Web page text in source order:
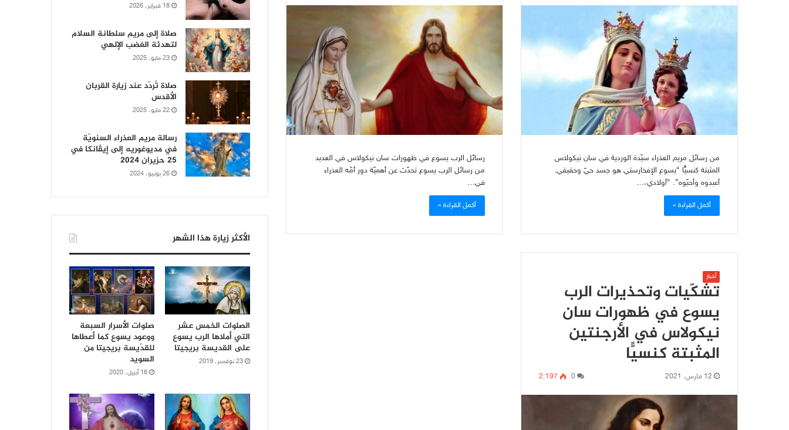
من رسائل مريم العذراء سيّدة الوردية في سان نيكولاس
المثبتة كنسيًّا “يسوع الإفخارستي هو جسد حيّ وحقيقي.
أعبدوه وأحبّوه”. “أولادي،…
أكمل القراءة »
رسائل الرب يسوع في ظهورات سان نيكولاس في العديد
من رسائل الرب يسوع تحدّث عن أهميّة دور أمّه العذراء
في…
أكمل القراءة »
أخبار
تشكّيات وتحذيرات الرب
يسوع في ظهورات سان
نيكولاس في الأرجنتين
المثبتة كنسيًّا
12 مارس، 2021 0 2٬197
18 فبراير، 2026
صلاة إلى مريم سلطانة السلام
لتهدئة الغضب الإلهي
23 مايو، 2025
صلاة تُردّد عند زيارة القربان
الأقدس
22 مايو، 2025
رسالة مريم العذراء السنويّة
في مديوغوريه إلى إيڤانكا في
25 حزيران 2024
26 يونيو، 2024
الأكثر زيارة هذا الشهر
الصلوات الخمس عشر
التي أملاها الرب يسوع
على القديسة بريجيتا
23 نوفمبر، 2019
صلوات الأسرار السبعة
ووعود يسوع كما أعطاها
للقدّيسة بريجيتا من
السويد
16 أبريل، 2020